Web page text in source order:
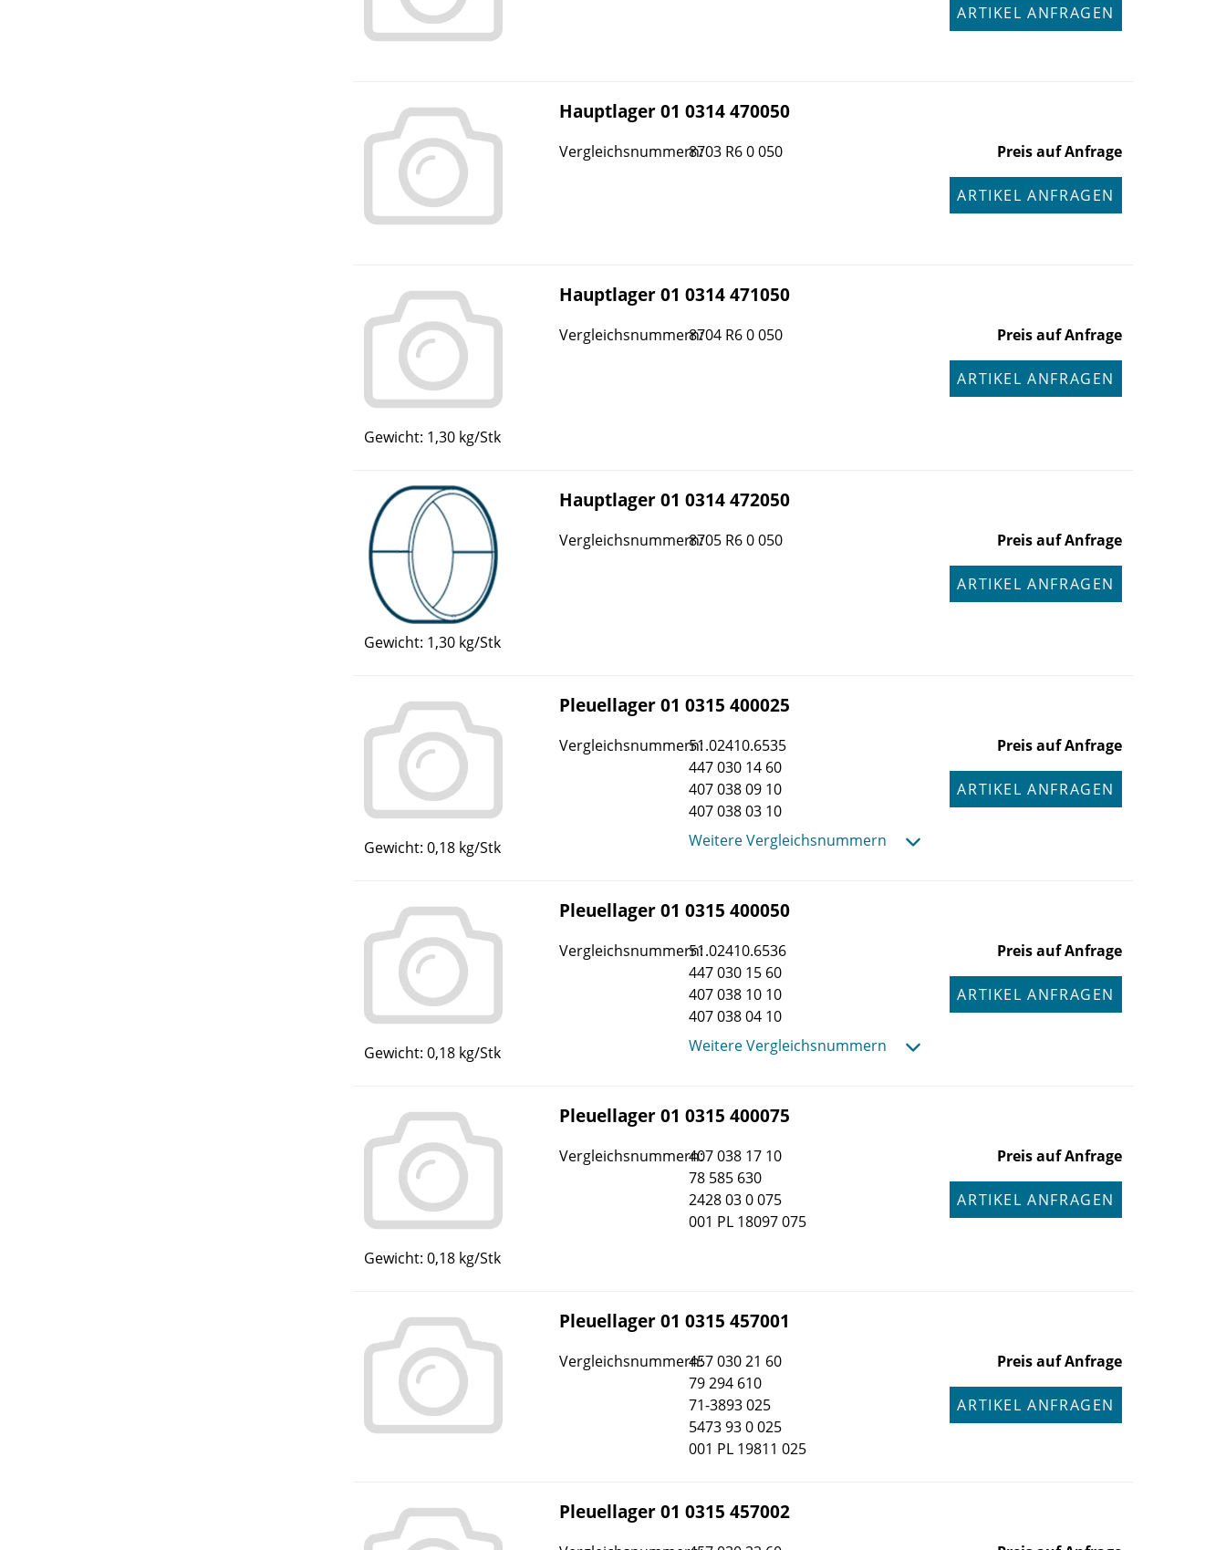
ARTIKEL ANFRAGEN
Hauptlager 01 0314 470050
Preis auf Anfrage
ARTIKEL ANFRAGEN
Vergleichsnummern:8703 R6 0 050
Gewicht: 1,30 kg/Stk
Hauptlager 01 0314 471050
Preis auf Anfrage
ARTIKEL ANFRAGEN
Vergleichsnummern:8704 R6 0 050
Gewicht: 1,30 kg/Stk
Hauptlager 01 0314 472050
Preis auf Anfrage
ARTIKEL ANFRAGEN
Vergleichsnummern:8705 R6 0 050
Gewicht: 0,18 kg/Stk
Pleuellager 01 0315 400025
Preis auf Anfrage
ARTIKEL ANFRAGEN
Vergleichsnummern:51.02410.6535
447 030 14 60
407 038 09 10
407 038 03 10
Weitere Vergleichsnummern
Gewicht: 0,18 kg/Stk
Pleuellager 01 0315 400050
Preis auf Anfrage
ARTIKEL ANFRAGEN
Vergleichsnummern:51.02410.6536
447 030 15 60
407 038 10 10
407 038 04 10
Weitere Vergleichsnummern
Gewicht: 0,18 kg/Stk
Pleuellager 01 0315 400075
Preis auf Anfrage
ARTIKEL ANFRAGEN
Vergleichsnummern:407 038 17 10
78 585 630
2428 03 0 075
001 PL 18097 075
Pleuellager 01 0315 457001
Preis auf Anfrage
ARTIKEL ANFRAGEN
Vergleichsnummern:457 030 21 60
79 294 610
71-3893 025
5473 93 0 025
001 PL 19811 025
Pleuellager 01 0315 457002